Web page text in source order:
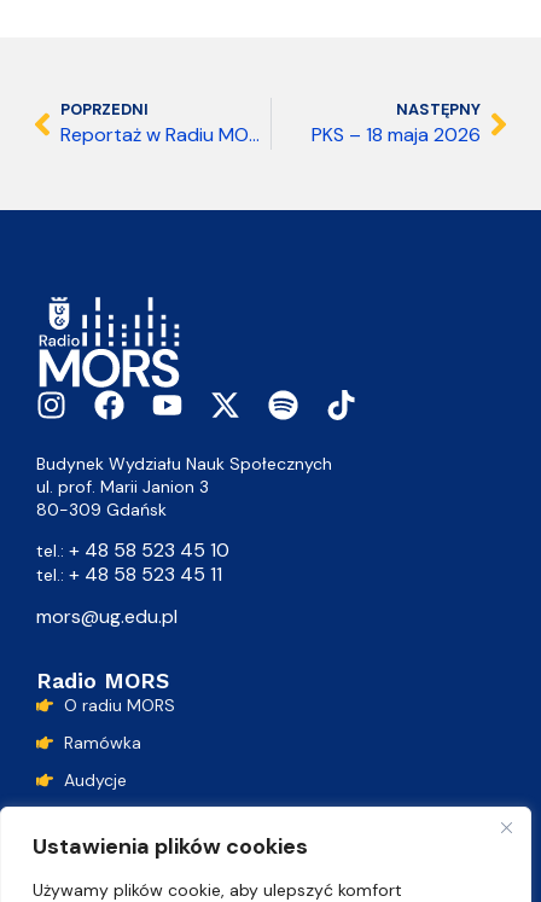
Ustawienia plików cookies
Używamy plików cookie, aby ulepszyć komfort
POPRZEDNI
Reportaż w Radiu MORS – 17 maja 2026
NASTĘPNY
PKS – 18 maja 2026
Budynek Wydziału Nauk Społecznych
ul. prof. Marii Janion 3
80-309 Gdańsk
tel.: + 48 58 523 45 10
tel.: + 48 58 523 45 11
mors@ug.edu.pl
Radio MORS
O radiu MORS
Ramówka
Audycje
Lista przebojów
Kontakt